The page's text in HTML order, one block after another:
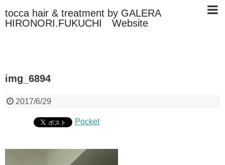
tocca hair & treatment by GALERA
HIRONORI.FUKUCHI Website
img_6894
2017/6/29
Pocket